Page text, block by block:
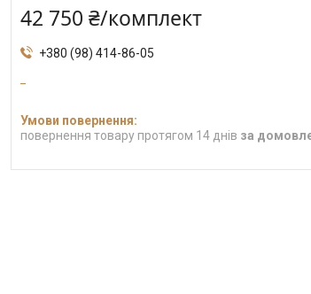
42 750 ₴/комплект
+380 (98) 414-86-05
повернення товару протягом 14 днів за